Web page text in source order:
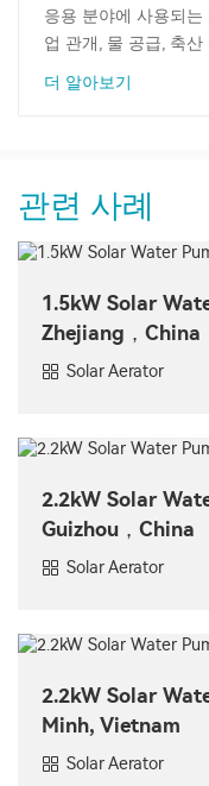
응용 분야에 사용되
업 관개, 물 공급, 축
더 알아보기
관련 사례
1.5kW Solar
Zhejiang，China
Solar Aerator
2.2kW Solar
Guizhou，China
Solar Aerator
2.2kW Solar
Minh, Vietnam
Solar Aerator